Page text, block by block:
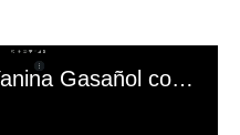
El mal momento de Yanina Gasañol con un hincha argentino en "Subrayado"